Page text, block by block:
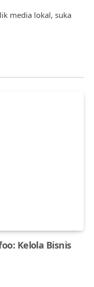
media lokal, suka
Kelola Bisnis